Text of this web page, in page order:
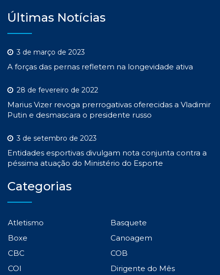
Últimas Notícias
3 de março de 2023
A forças das pernas refletem na longevidade ativa
28 de fevereiro de 2022
Marius Vizer revoga prerrogativas oferecidas a Vladimir
Putin e desmascara o presidente russo
3 de setembro de 2023
Entidades esportivas divulgam nota conjunta contra a
péssima atuação do Ministério do Esporte
Categorias
Atletismo
Basquete
Boxe
Canoagem
CBC
COB
COI
Dirigente do Mês